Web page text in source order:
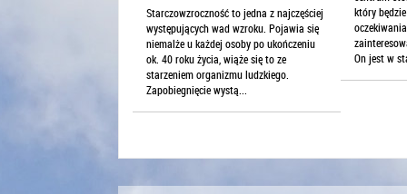
Starczowzroczność to jedna z najczęściej
występujących wad wzroku. Pojawia się
niemalże u każdej osoby po ukończeniu
ok. 40 roku życia, wiąże się to ze
starzeniem organizmu ludzkiego.
Zapobiegnięcie wystą...
który
On jest w